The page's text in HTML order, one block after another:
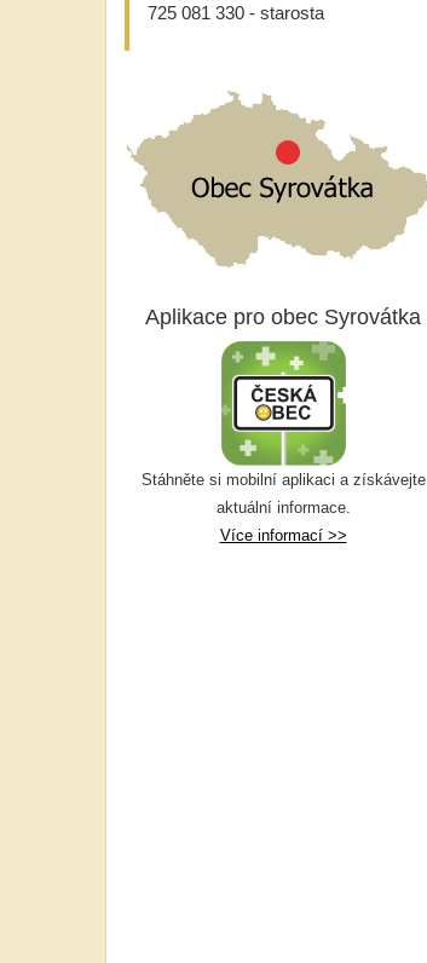
725 081 330 - starosta
Aplikace pro obec Syrovátka
Stáhněte si mobilní aplikaci a získávejte
aktuální informace.
Více informací >>